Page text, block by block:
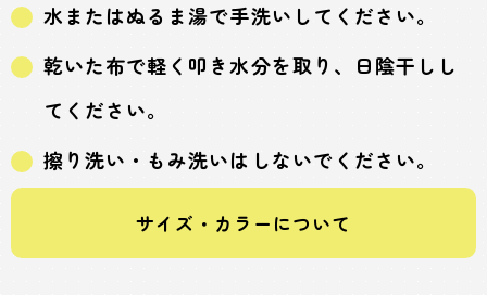
水またはぬるま湯で手洗いしてください。
乾いた布で軽く叩き水分を取り、日陰干しし
てください。
擦り洗い・もみ洗いはしないでください。
サイズ・カラーについて